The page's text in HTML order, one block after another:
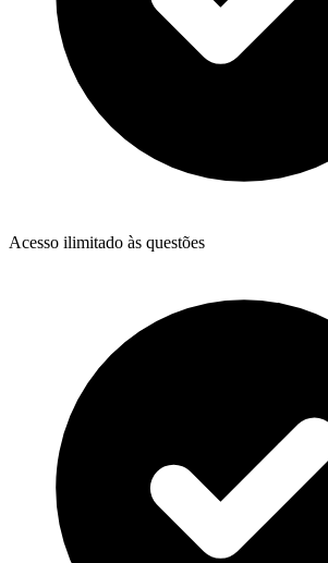
Acesso ilimitado às questões